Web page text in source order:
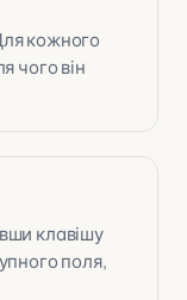
кожного
чого він
клавішу
поля,